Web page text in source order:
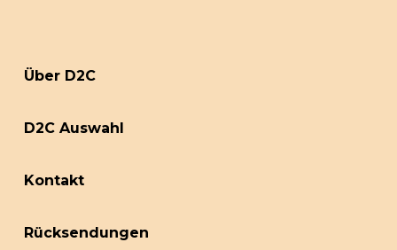
Über D2C
D2C Auswahl
Kontakt
Rücksendungen